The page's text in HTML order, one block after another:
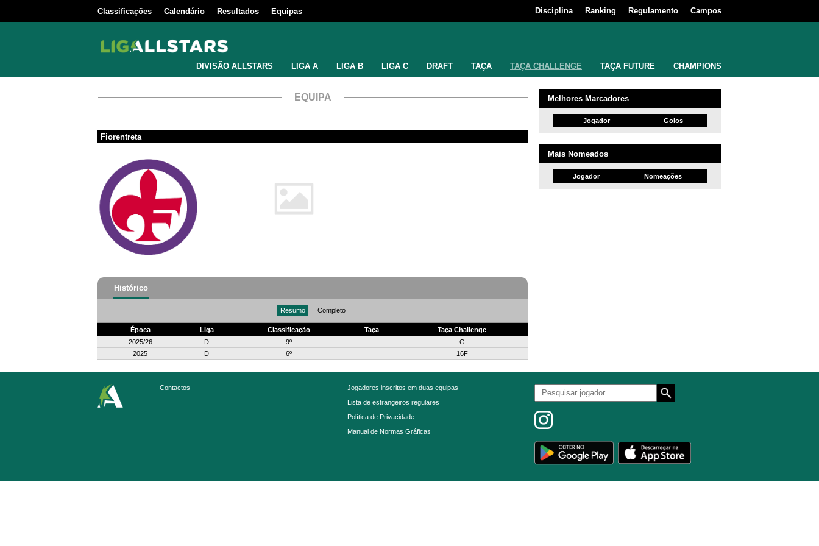
Classificações Calendário Resultados Equipas Disciplina Ranking Regulamento Campos
DIVISÃO ALLSTARS LIGA A LIGA B LIGA C DRAFT TAÇA TAÇA CHALLENGE TAÇA FUTURE CHAMPIONS
EQUIPA
Fiorentreta
Histórico
Resumo Completo
Época Liga Classificação Taça
Taça Challenge
2025/26
D 9º
G
2025
D 6º 16F
Melhores Marcadores
Jogador Golos
Mais Nomeados
Jogador Nomeações
Contactos
Jogadores inscritos em duas equipas
Lista de estrangeiros regulares
Política de Privacidade
Manual de Normas Gráficas